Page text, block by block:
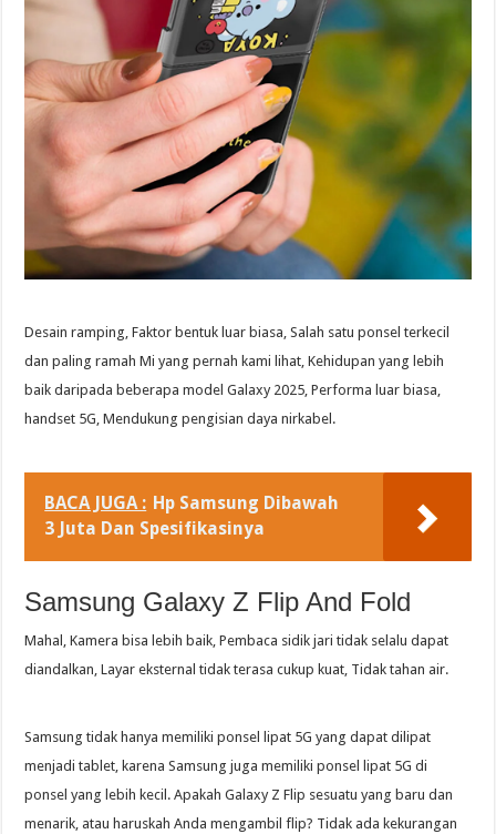
Desain ramping, Faktor bentuk luar biasa, Salah satu ponsel terkecil
dan paling ramah Mi yang pernah kami lihat, Kehidupan yang lebih
baik daripada beberapa model Galaxy 2025, Performa luar biasa,
handset 5G, Mendukung pengisian daya nirkabel.
BACA JUGA : Hp Samsung Dibawah
3 Juta Dan Spesifikasinya
Samsung Galaxy Z Flip And Fold
Mahal, Kamera bisa lebih baik, Pembaca sidik jari tidak selalu dapat
diandalkan, Layar eksternal tidak terasa cukup kuat, Tidak tahan air.
Samsung tidak hanya memiliki ponsel lipat 5G yang dapat dilipat
menjadi tablet, karena Samsung juga memiliki ponsel lipat 5G di
ponsel yang lebih kecil. Apakah Galaxy Z Flip sesuatu yang baru dan
menarik, atau haruskah Anda mengambil flip? Tidak ada kekurangan